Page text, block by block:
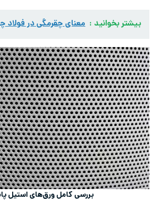
بیشتر بخوانید : معنای چقرمگی در
بررسی کامل ورق‌های استیل